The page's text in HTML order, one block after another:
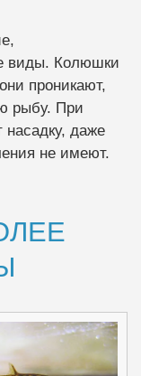
виды. Колюшки
проникают,
рыбу. При
насадку, даже
не имеют.